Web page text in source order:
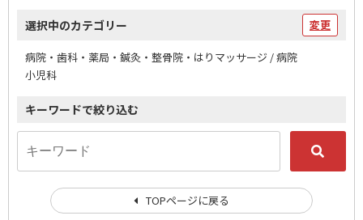
選択中のカテゴリー 変更
病院・歯科・薬局・鍼灸・整骨院・はりマッサージ / 病院
小児科
キーワードで絞り込む
TOPページに戻る